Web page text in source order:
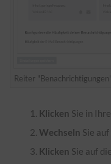
Reiter
Klicken Sie in
Wechseln Sie
Klicken Sie auf